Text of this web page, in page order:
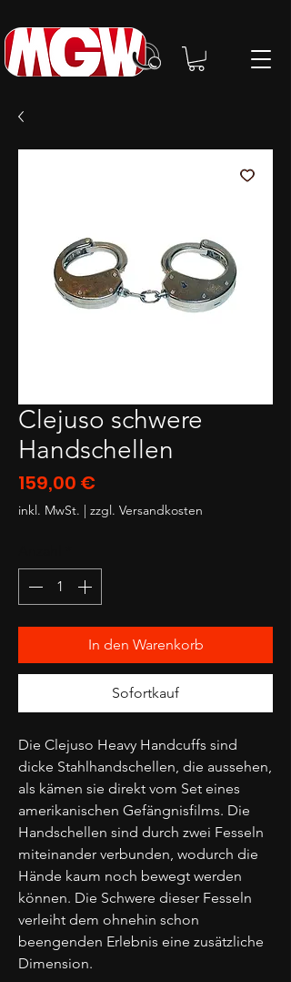
Clejuso schwere
Handschellen
159,00 €
inkl. MwSt. | zzgl. Versandkosten
In den Warenkorb
Sofortkauf
Die Clejuso Heavy Handcuffs sind
dicke Stahlhandschellen, die aussehen,
als kämen sie direkt vom Set eines
amerikanischen Gefängnisfilms. Die
Handschellen sind durch zwei Fesseln
miteinander verbunden, wodurch die
Hände kaum noch bewegt werden
können. Die Schwere dieser Fesseln
verleiht dem ohnehin schon
beengenden Erlebnis eine zusätzliche
Dimension.